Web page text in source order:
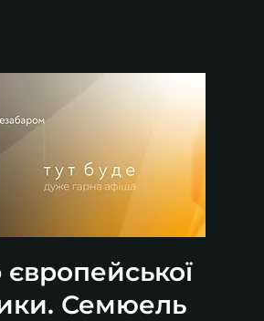
європейської
Семюель